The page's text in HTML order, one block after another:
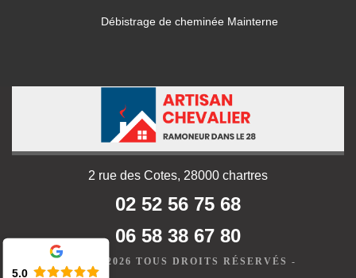
Débistrage de cheminée Mainterne
2 rue des Cotes, 28000 chartres
02 52 56 75 68
06 58 38 67 80
©2019 - 2026 TOUS DROITS RÉSERVÉS -
5.0